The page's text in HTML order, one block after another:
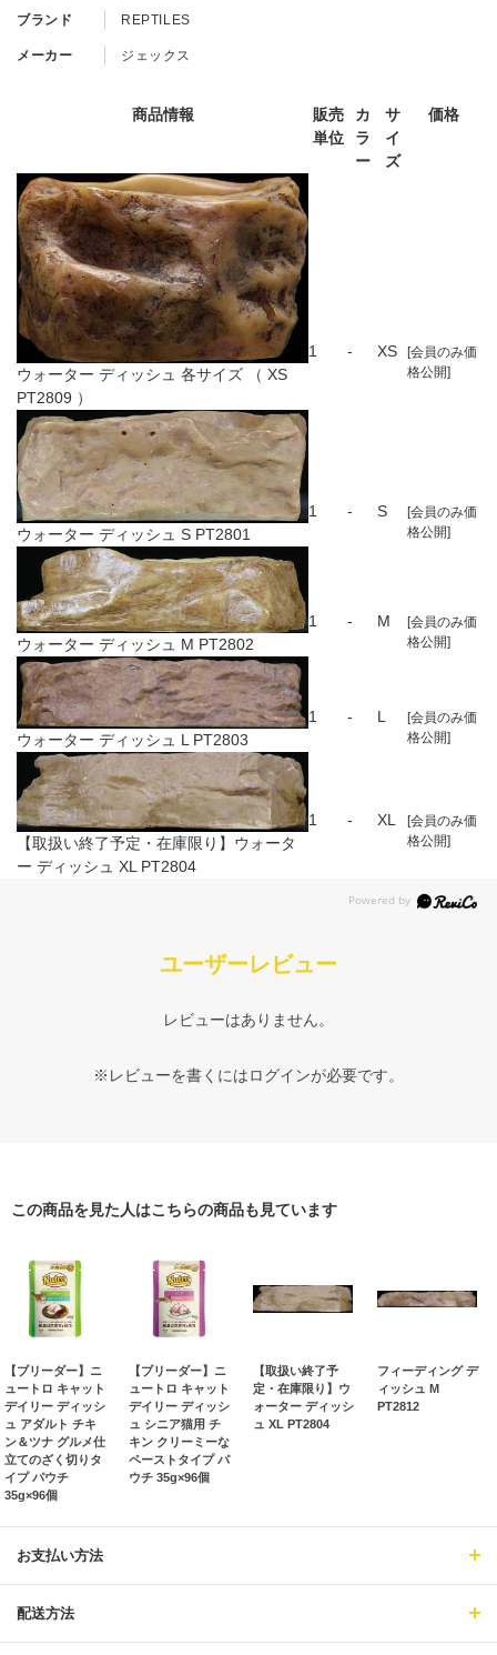
ブランド REPTILES
メーカー ジェックス
商品情報
販売
単位
カ
ラ
ー
サ
イ
ズ
価格
ウォーター ディッシュ 各サイズ （ XS
PT2809 ）
1 - XS
[会員のみ価
格公開]
ウォーター ディッシュ S PT2801
1 - S
[会員のみ価
格公開]
ウォーター ディッシュ M PT2802
1 - M
[会員のみ価
格公開]
ウォーター ディッシュ L PT2803
1 - L
[会員のみ価
格公開]
【取扱い終了予定・在庫限り】ウォータ
ー ディッシュ XL PT2804
1 - XL
[会員のみ価
格公開]
ユーザーレビュー
レビューはありません。
※レビューを書くにはログインが必要です。
この商品を見た人はこちらの商品も見ています
【ブリーダー】ニ
ュートロ キャット
デイリー ディッシ
ュ アダルト チキ
ン＆ツナ グルメ仕
立てのざく切りタ
イプ パウチ
35g×96個
【ブリーダー】ニ
ュートロ キャット
デイリー ディッシ
ュ シニア猫用 チ
キン クリーミーな
ペーストタイプ パ
ウチ 35g×96個
【取扱い終了予
定・在庫限り】ウ
ォーター ディッシ
ュ XL PT2804
フィーディング デ
ィッシュ M
PT2812
お支払い方法
配送方法